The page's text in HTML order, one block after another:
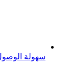
سهولة